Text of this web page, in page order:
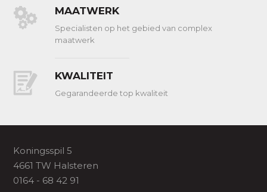
MAATWERK
Specialisten op het gebied van complex
maatwerk
KWALITEIT
Gegarandeerde top kwaliteit
Koningsspil 5
4661 TW Halsteren
0164 - 68 42 91